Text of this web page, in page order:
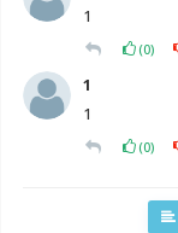
1
(0)
1
1
(0)